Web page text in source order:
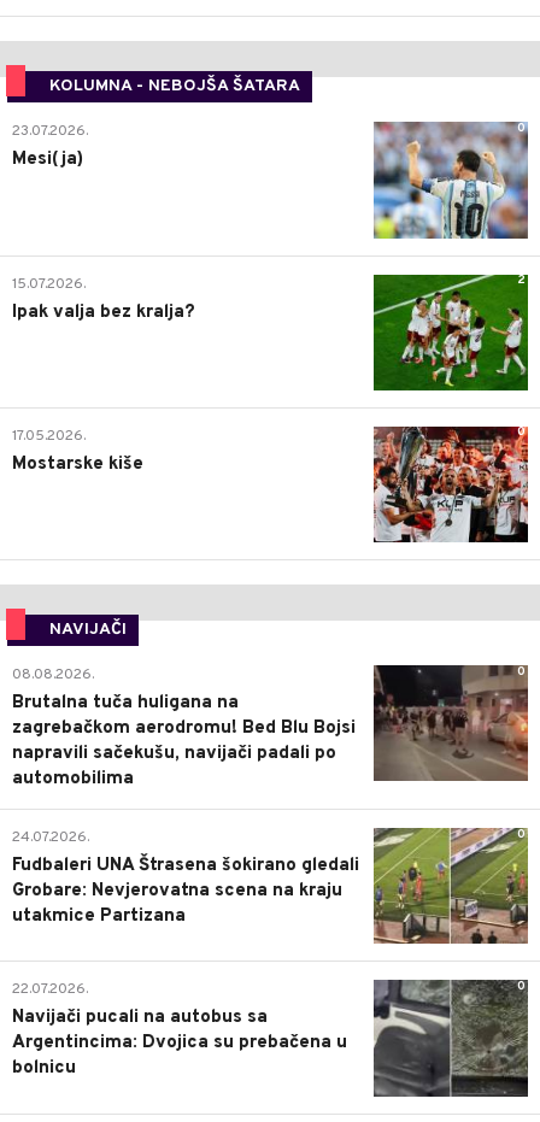
KOLUMNA - NEBOJŠA ŠATARA
0
23.07.2026.
Mesi(ja)
2
15.07.2026.
Ipak valja bez kralja?
0
17.05.2026.
Mostarske kiše
NAVIJAČI
0
08.08.2026.
Brutalna tuča huligana na
zagrebačkom aerodromu! Bed Blu Bojsi
napravili sačekušu, navijači padali po
automobilima
0
24.07.2026.
Fudbaleri UNA Štrasena šokirano gledali
Grobare: Nevjerovatna scena na kraju
utakmice Partizana
0
22.07.2026.
Navijači pucali na autobus sa
Argentincima: Dvojica su prebačena u
bolnicu